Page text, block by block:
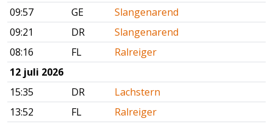
09:57
GE
Slangenarend
09:21
DR
Slangenarend
08:16
FL
Ralreiger
12 juli 2026
15:35
DR
Lachstern
13:52
FL
Ralreiger